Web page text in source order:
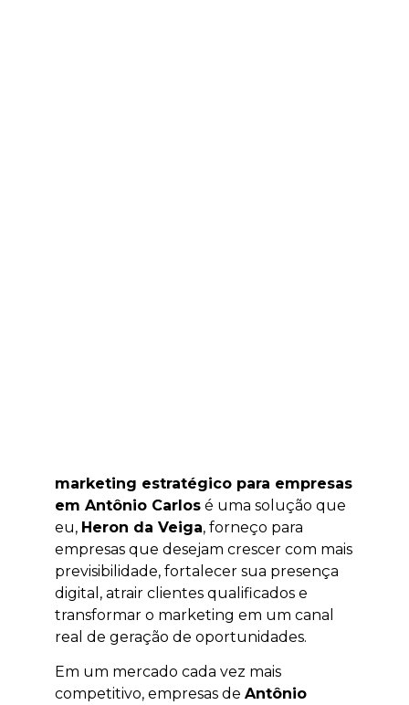
marketing estratégico para empresas
em Antônio Carlos é uma solução que
eu, Heron da Veiga, forneço para
empresas que desejam crescer com mais
previsibilidade, fortalecer sua presença
digital, atrair clientes qualificados e
transformar o marketing em um canal
real de geração de oportunidades.
Em um mercado cada vez mais
competitivo, empresas de Antônio